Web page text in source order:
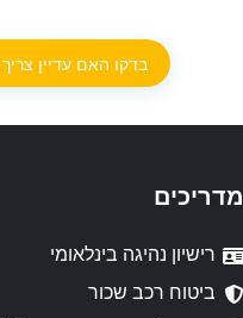
בדקו האם עדיין צריך
מדריכים
רישיון נהיגה בינלאומי
ביטוח רכב שכור